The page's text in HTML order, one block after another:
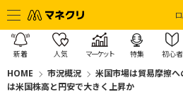
新着 人気 マーケット 特集 初心者
HOME 市況概況
米国市場は貿易摩擦
は米国株高と円安で大きく上昇か